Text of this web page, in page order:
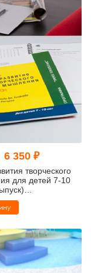
6 350 ₽
творческого
для детей 7-10
комплект)